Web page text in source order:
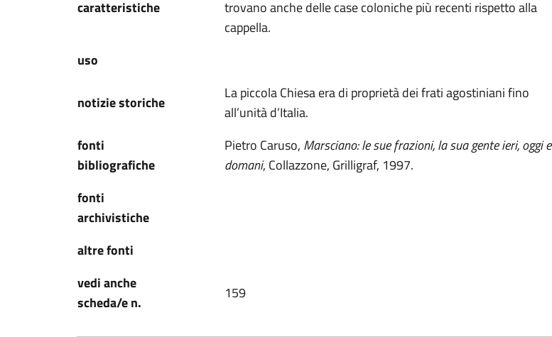
caratteristiche
trovano anche delle case coloniche più recenti rispetto alla
cappella.
uso
notizie storiche
La piccola Chiesa era di proprietà dei frati agostiniani fino
all’unità d’Italia.
fonti
bibliografiche
Pietro Caruso, Marsciano: le sue frazioni, la sua gente ieri, oggi e
domani, Collazzone, Grilligraf, 1997.
fonti
archivistiche
altre fonti
vedi anche
scheda/e n.
159